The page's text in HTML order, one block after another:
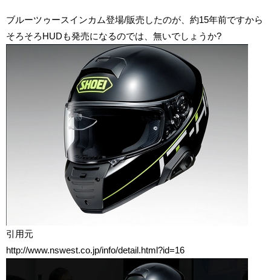
ブルーツゥースインカム登場/販売したのが、約15年前ですから
そろそろHUDも発売になるのでは、無いでしょうか?
引用元
http://www.nswest.co.jp/info/detail.html?id=16